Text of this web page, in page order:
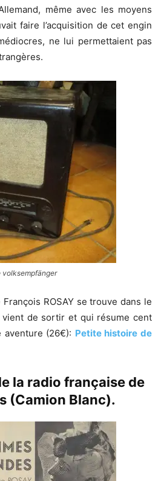
même avec les moyens
faire l’acquisition de cet engin
ne lui permettaient pas
volksempfänger
ROSAY se trouve dans le
de sortir et qui résume cent
aventure (26€): Petite histoire de
la radio française de
(Camion Blanc).